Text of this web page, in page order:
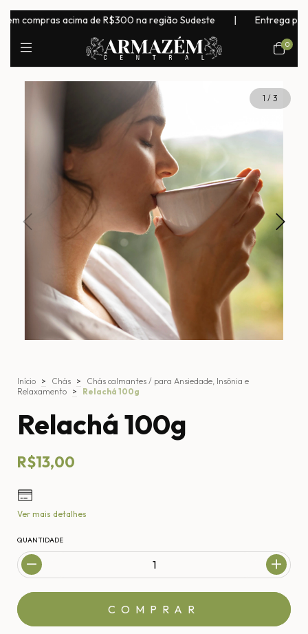
compras acima de R$300 na região Sudeste Entrega para
0
1 / 3
Início > Chás >
Chás calmantes / para Ansiedade, Insônia e
Relaxamento > Relachá 100g
Relachá 100g
R$13,00
Ver mais detalhes
QUANTIDADE